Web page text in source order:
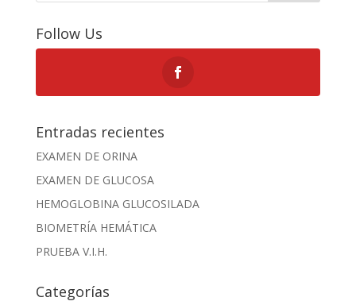
Follow Us
Entradas recientes
EXAMEN DE ORINA
EXAMEN DE GLUCOSA
HEMOGLOBINA GLUCOSILADA
BIOMETRÍA HEMÁTICA
PRUEBA V.I.H.
Categorías